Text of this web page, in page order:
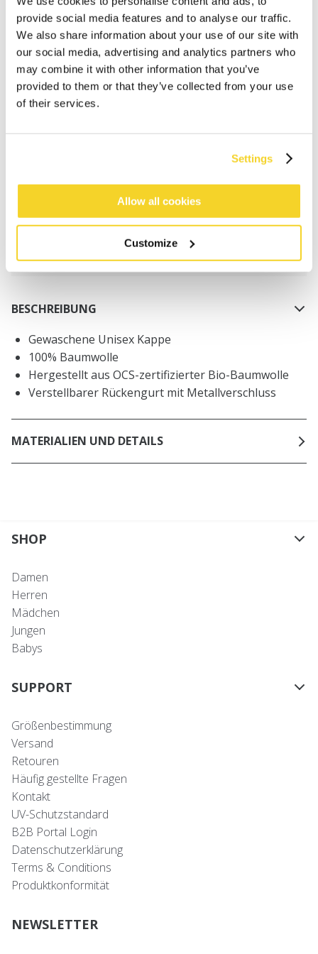
provide social media features and to analyse our traffic.
We also share information about your use of our site with
our social media, advertising and analytics partners who
may combine it with other information that you’ve
provided to them or that they’ve collected from your use
of their services.
Settings
Allow all cookies
Customize
Freitag) bei uns eingehen, werden noch am selben
Kostenlose Lieferung für Bestellungen über 50€
innerhalb Deutschland
BESCHREIBUNG
Gewaschene Unisex Kappe
100% Baumwolle
Hergestellt aus OCS-zertifizierter Bio-Baumwolle
Verstellbarer Rückengurt mit Metallverschluss
MATERIALIEN UND DETAILS
SHOP
Damen
Herren
Mädchen
Jungen
Babys
SUPPORT
Größenbestimmung
Versand
Retouren
Häufig gestellte Fragen
Kontakt
UV-Schutzstandard
B2B Portal Login
Datenschutzerklärung
Terms & Conditions
Produktkonformität
NEWSLETTER